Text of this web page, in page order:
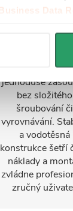
Data
sestavení
často i
výroby se do
jednoduše
bez složitého
šroubování či
vyrovnávání.
a vodotěsná
konstrukce šetří
náklady a
zvládne
zručný